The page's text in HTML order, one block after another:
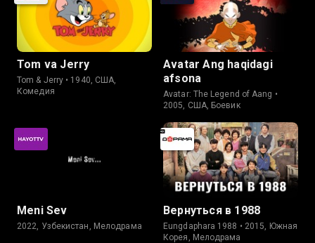
Tom va Jerry
Tom & Jerry • 1940, США,
Комедия
Avatar Ang haqidagi
afsona
Avatar: The Legend of Aang •
2005, США, Боевик
Meni Sev
2022, Узбекистан, Мелодрама
Вернуться в 1988
Eungdaphara 1988 • 2015, Южная
Корея, Мелодрама